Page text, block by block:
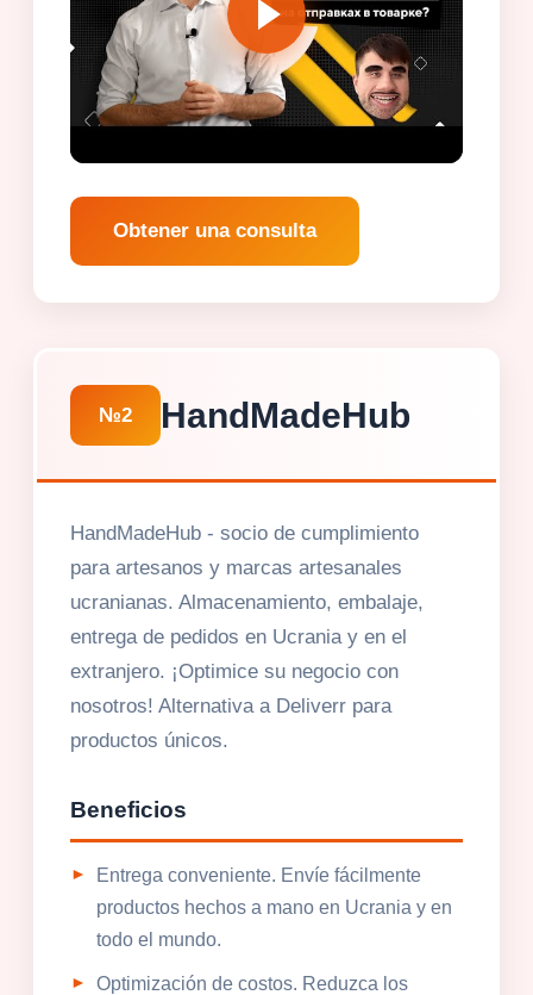
Obtener una consulta
№2 HandMadeHub
HandMadeHub - socio de cumplimiento
para artesanos y marcas artesanales
ucranianas. Almacenamiento, embalaje,
entrega de pedidos en Ucrania y en el
extranjero. ¡Optimice su negocio con
nosotros! Alternativa a Deliverr para
productos únicos.
Beneficios
Entrega conveniente. Envíe fácilmente
productos hechos a mano en Ucrania y en
todo el mundo.
Optimización de costos. Reduzca los